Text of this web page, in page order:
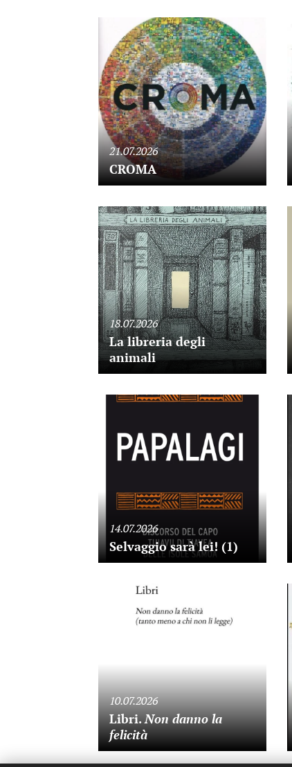
21.07.2026
CROMA
18.07.2026
La libreria degli
animali
14.07.2026
Selvaggio sarà lei! (1)
10.07.2026
Libri.Non danno la
felicità